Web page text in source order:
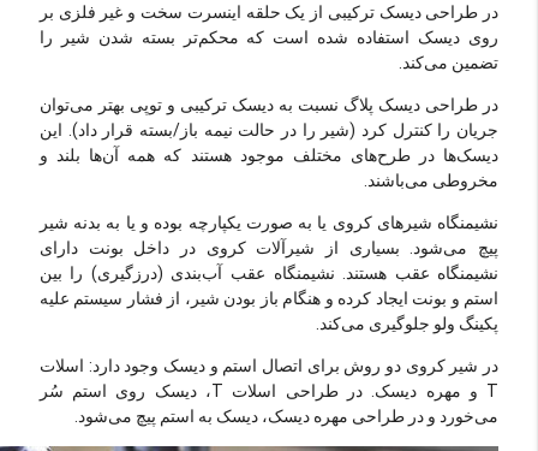
در طراحی دیسک ترکیبی از یک حلقه اینسرت سخت و غیر فلزی بر
روی دیسک استفاده شده است که محکم‌تر بسته شدن شیر را
تضمین می‌کند.
در طراحی دیسک پلاگ نسبت به دیسک ترکیبی و توپی بهتر می‌توان
جریان را کنترل کرد (شیر را در حالت نیمه باز/بسته قرار داد). این
دیسک‌ها در طرح‌های مختلف موجود هستند که همه آن‌ها بلند و
مخروطی می‌باشند.
نشیمنگاه شیرهای کروی یا به صورت یکپارچه بوده و یا به بدنه شیر
پیچ می‌شود. بسیاری از شیرآلات کروی در داخل بونت دارای
نشیمنگاه عقب هستند. نشیمنگاه عقب آب‌بندی (درزگیری) را بین
استم و بونت ایجاد کرده و هنگام باز بودن شیر، از فشار سیستم علیه
پکینگ ولو جلوگیری می‌کند.
در شیر کروی دو روش برای اتصال استم و دیسک وجود دارد: اسلات
T و مهره دیسک. در طراحی اسلات T، دیسک روی استم سُر
می‌خورد و در طراحی مهره دیسک، دیسک به استم پیچ می‌شود.